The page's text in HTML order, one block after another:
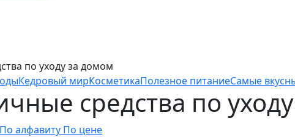
по уходу за домом
Кедровый мирКосметикаПолезное питаниеСамые
средства по
По алфавиту По цене